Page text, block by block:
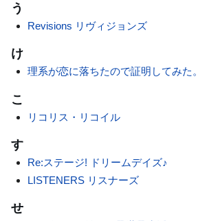
う
Revisions リヴィジョンズ
け
理系が恋に落ちたので証明してみた。
こ
リコリス・リコイル
す
Re:ステージ! ドリームデイズ♪
LISTENERS リスナーズ
せ